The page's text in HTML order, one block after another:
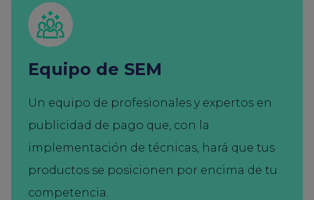
Equipo de SEM
Un equipo de profesionales y expertos en
publicidad de pago que, con la
implementación de técnicas, hará que tus
productos se posicionen por encima de tu
competencia.